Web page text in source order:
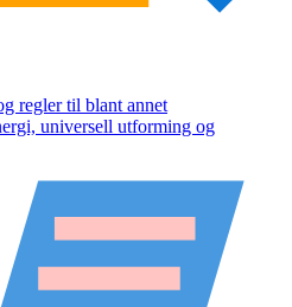
regler til blant annet
universell utforming og